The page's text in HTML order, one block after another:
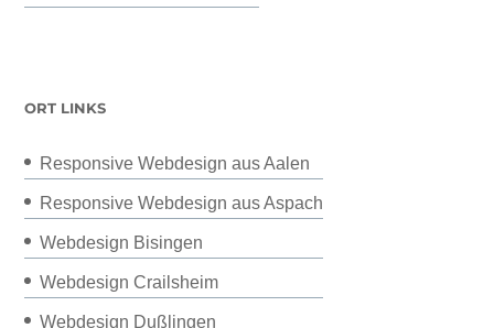
ORT LINKS
Responsive Webdesign aus Aalen
Responsive Webdesign aus Aspach
Webdesign Bisingen
Webdesign Crailsheim
Webdesign Dußlingen